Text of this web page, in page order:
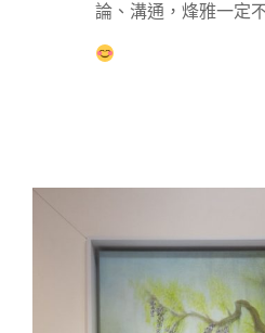
論、溝通，烽雅一定